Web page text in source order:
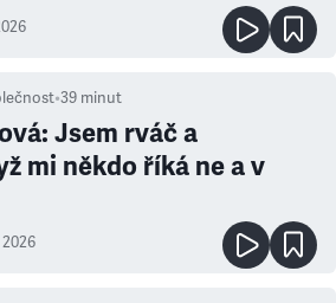
•39 minut
Jsem rváč a
mi někdo říká ne a v
2026